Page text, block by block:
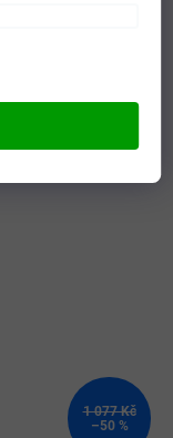
1 077 Kč
–50 %